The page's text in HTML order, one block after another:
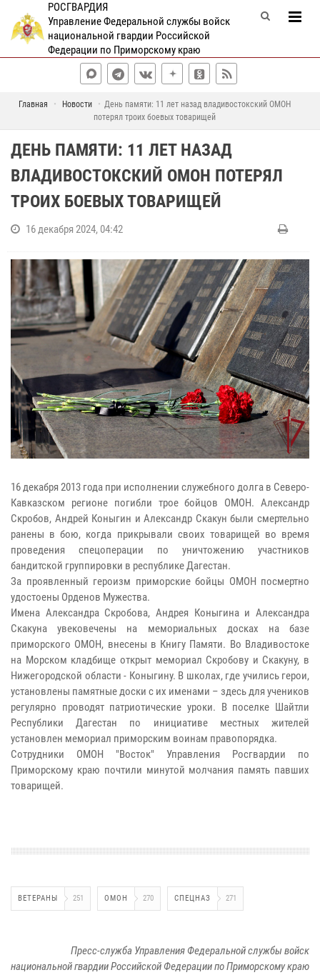
РОСГВАРДИЯ
Управление Федеральной службы войск
национальной гвардии Российской
Федерации по Приморскому краю
Главная Новости
День памяти: 11 лет назад владивостокский ОМОН
потерял троих боевых товарищей
ДЕНЬ ПАМЯТИ: 11 ЛЕТ НАЗАД
ВЛАДИВОСТОКСКИЙ ОМОН ПОТЕРЯЛ
ТРОИХ БОЕВЫХ ТОВАРИЩЕЙ
16 декабря 2024, 04:42
16 декабря 2013 года при исполнении служебного долга в Северо-
Кавказском регионе погибли трое бойцов ОМОН. Александр
Скробов, Андрей Коныгин и Александр Скакун были смертельно
ранены в бою, когда прикрывали своих товарищей во время
проведения спецоперации по уничтожению участников
бандитской группировки в республике Дагестан.
За проявленный героизм приморские бойцы ОМОН посмертно
удостоены Орденов Мужества.
Имена Александра Скробова, Андрея Коныгина и Александра
Скакуна увековечены на мемориальных досках на базе
приморского ОМОН, внесены в Книгу Памяти. Во Владивостоке
на Морском кладбище открыт мемориал Скробову и Скакуну, в
Нижегородской области - Коныгину. В школах, где учились герои,
установлены памятные доски с их именами – здесь для учеников
регулярно проводят патриотические уроки. В поселке Шайтли
Республики Дагестан по инициативе местных жителей
установлен мемориал приморским воинам правопорядка.
Сотрудники ОМОН "Восток" Управления Росгвардии по
Приморскому краю почтили минутой молчания память павших
товарищей.
ВЕТЕРАНЫ 251 ОМОН 270 СПЕЦНАЗ 271
Пресс-служба Управления Федеральной службы войск
национальной гвардии Российской Федерации по Приморскому краю